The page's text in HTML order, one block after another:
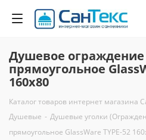
Душевое ограждение
прямоугольное
160x80
Каталог товаров интернет магазина
Душевые - Душевые уголки
прямоугольное GlassWare TYPE-52